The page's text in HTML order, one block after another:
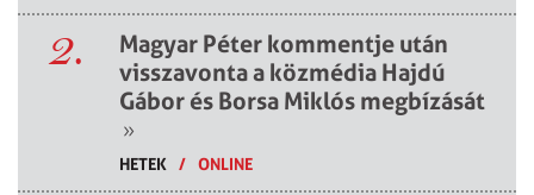
2.
Magyar Péter kommentje után
visszavonta a közmédia Hajdú
Gábor és Borsa Miklós megbízását
»
HETEK / ONLINE